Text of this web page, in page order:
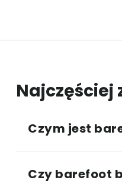
Czym jest
Czy barefoot